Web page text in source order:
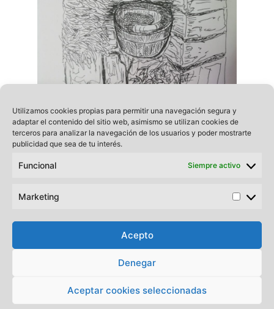
Utilizamos cookies propias para permitir una navegación segura y
adaptar el contenido del sitio web, asimismo se utilizan cookies de
terceros para analizar la navegación de los usuarios y poder mostrarte
publicidad que sea de tu interés.
Funcional Siempre activo
Marketing
Acepto
Denegar
Aceptar cookies seleccionadas
La pila (Jose Luis Hernán Gamo)
Política de cookies y privacidad•© 2026 HORCAJO DE LA SIERRA -